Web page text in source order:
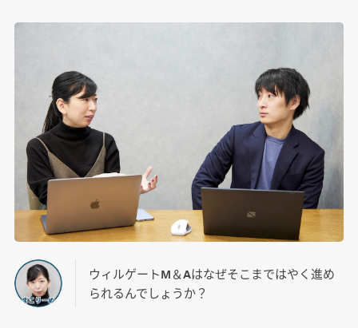
ウィルゲートM＆Aはなぜそこまではやく進め
られるんでしょうか？